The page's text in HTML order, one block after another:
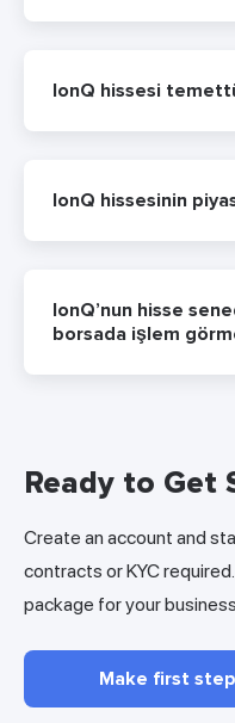
IonQ hissesi
IonQ hissesinin
IonQ’nun hisse
borsada işlem
Ready to Get
Create an account and
contracts or KYC
package for your
Make first step